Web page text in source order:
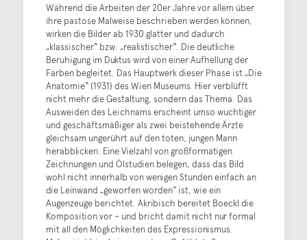
Während die Arbeiten der 20er Jahre vor allem über
ihre pastose Malweise beschrieben werden können,
wirken die Bilder ab 1930 glatter und dadurch
„klassischer“ bzw. „realistischer“. Die deutliche
Beruhigung im Duktus wird von einer Aufhellung der
Farben begleitet. Das Hauptwerk dieser Phase ist „Die
Anatomie“ (1931) des Wien Museums. Hier verblüfft
nicht mehr die Gestaltung, sondern das Thema. Das
Ausweiden des Leichnams erscheint umso wuchtiger
und geschäftsmäßiger als zwei beistehende Ärzte
gleichsam ungerührt auf den toten, jungen Mann
herabblicken. Eine Vielzahl von großformatigen
Zeichnungen und Ölstudien belegen, dass das Bild
wohl nicht innerhalb von wenigen Stunden einfach an
die Leinwand „geworfen worden“ ist, wie ein
Augenzeuge berichtet. Akribisch bereitet Boeckl die
Komposition vor – und bricht damit nicht nur formal
mit all den Möglichkeiten des Expressionismus.